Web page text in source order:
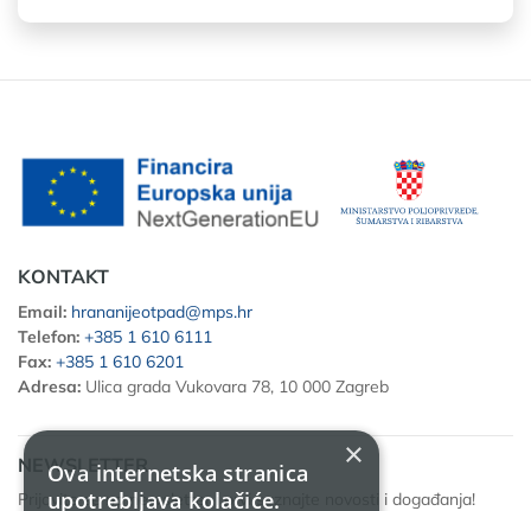
KONTAKT
Email: hrananijeotpad@mps.hr
Telefon: +385 1 610 6111
Fax: +385 1 610 6201
Adresa: Ulica grada Vukovara 78, 10 000 Zagreb
NEWSLETTER
Prijavite se na newsletter i prvi saznajte novosti i događanja!
×
Ova internetska stranica
upotrebljava kolačiće.